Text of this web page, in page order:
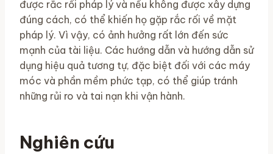
được rắc rối pháp lý và nếu không được xây dựng
đúng cách, có thể khiến họ gặp rắc rối về mặt
pháp lý. Vì vậy, có ảnh hưởng rất lớn đến sức
mạnh của tài liệu. Các hướng dẫn và hướng dẫn sử
dụng hiệu quả tương tự, đặc biệt đối với các máy
móc và phần mềm phức tạp, có thể giúp tránh
những rủi ro và tai nạn khi vận hành.
Nghiên cứu